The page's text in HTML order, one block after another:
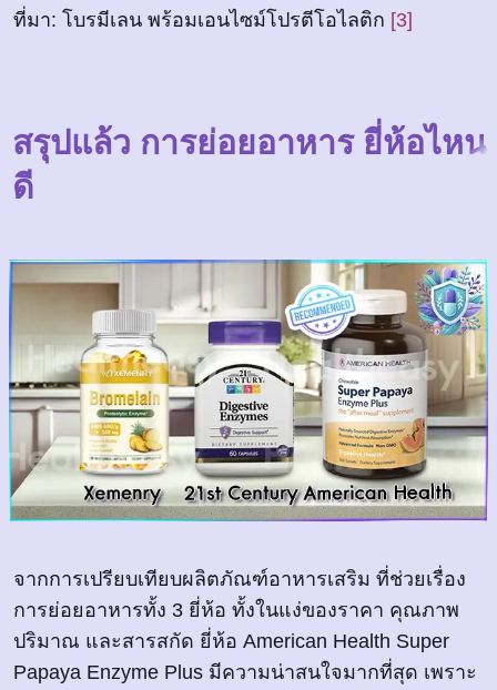
ที่มา: โบรมีเลน พร้อมเอนไซม์โปรตีโอไลติก [3]
สรุปแล้ว การย่อยอาหาร ยี่ห้อไหน
ดี
จากการเปรียบเทียบผลิตภัณฑ์อาหารเสริม ที่ช่วยเรื่อง
การย่อยอาหารทั้ง 3 ยี่ห้อ ทั้งในแง่ของราคา คุณภาพ
ปริมาณ และสารสกัด ยี่ห้อ American Health Super
Papaya Enzyme Plus มีความน่าสนใจมากที่สุด เพราะ